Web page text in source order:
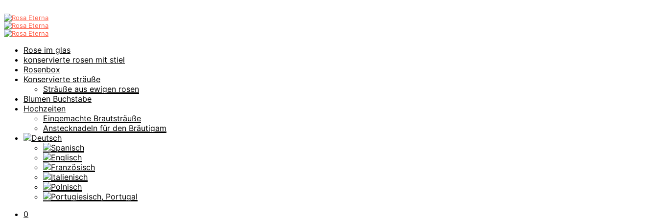
Rose im glas
konservierte rosen mit stiel
Rosenbox
Konservierte sträuße
Sträuße aus ewigen rosen
Blumen Buchstabe
Hochzeiten
Eingemachte Brautsträuße
Anstecknadeln für den Bräutigam
0